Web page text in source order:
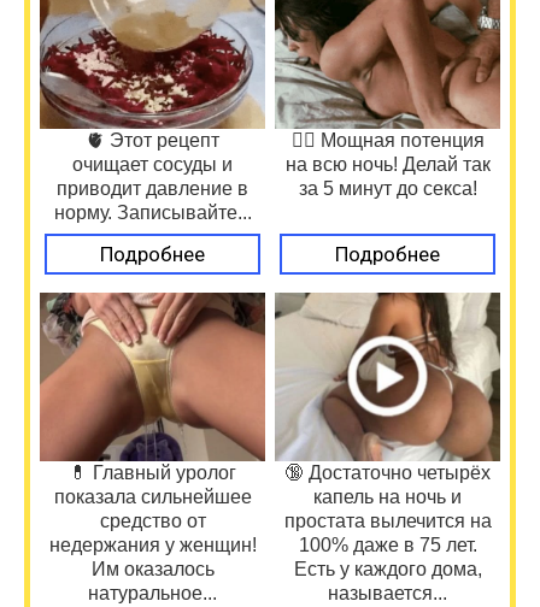
🫀 Этот рецепт
очищает сосуды и
приводит давление в
норму. Записывайте...
Подробнее
❤️‍🔥 Мощная потенция
на всю ночь! Делай так
за 5 минут до секса!
Подробнее
💊 Главный уролог
показала сильнейшее
средство от
недержания у женщин!
Им оказалось
натуральное...
🔞 Достаточно четырёх
капель на ночь и
простата вылечится на
100% даже в 75 лет.
Есть у каждого дома,
называется...